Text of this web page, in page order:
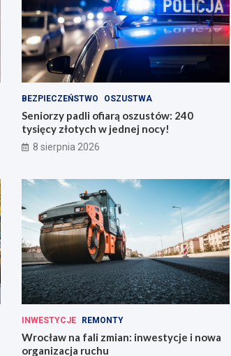
BEZPIECZEŃSTWO OSZUSTWA
Seniorzy padli ofiarą oszustów: 240
tysięcy złotych w jednej nocy!
8 sierpnia 2026
INWESTYCJE REMONTY
Wrocław na fali zmian: inwestycje i nowa
organizacja ruchu